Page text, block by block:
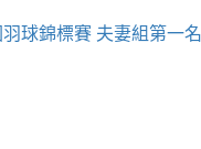
球錦標賽 夫妻組第一名